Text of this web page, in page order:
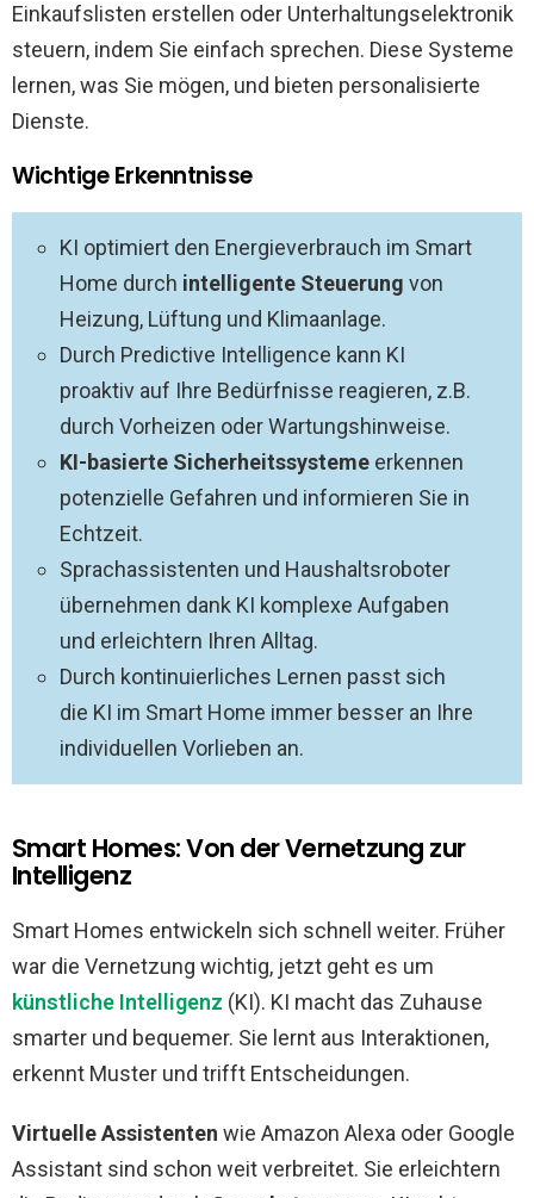
Einkaufslisten erstellen oder Unterhaltungselektronik
steuern, indem Sie einfach sprechen. Diese Systeme
lernen, was Sie mögen, und bieten personalisierte
Dienste.
Wichtige Erkenntnisse
KI optimiert den Energieverbrauch im Smart
Home durch intelligente Steuerung von
Heizung, Lüftung und Klimaanlage.
Durch Predictive Intelligence kann KI
proaktiv auf Ihre Bedürfnisse reagieren, z.B.
durch Vorheizen oder Wartungshinweise.
KI-basierte Sicherheitssysteme erkennen
potenzielle Gefahren und informieren Sie in
Echtzeit.
Sprachassistenten und Haushaltsroboter
übernehmen dank KI komplexe Aufgaben
und erleichtern Ihren Alltag.
Durch kontinuierliches Lernen passt sich
die KI im Smart Home immer besser an Ihre
individuellen Vorlieben an.
Smart Homes: Von der Vernetzung zur
Intelligenz
Smart Homes entwickeln sich schnell weiter. Früher
war die Vernetzung wichtig, jetzt geht es um
künstliche Intelligenz (KI). KI macht das Zuhause
smarter und bequemer. Sie lernt aus Interaktionen,
erkennt Muster und trifft Entscheidungen.
Virtuelle Assistenten wie Amazon Alexa oder Google
Assistant sind schon weit verbreitet. Sie erleichtern